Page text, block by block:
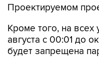
Проектируемом
Кроме того, на всех
августа с 00:01 до
будет запрещена